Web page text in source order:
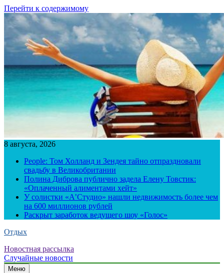
Перейти к содержимому
8 августа, 2026
People: Том Холланд и Зендея тайно отпраздновали
свадьбу в Великобритании
Полина Диброва публично задела Елену Товстик:
«Оплаченный алиментами хейт»
У солистки «А’Студио» нашли недвижимость более чем
на 600 миллионов рублей
Раскрыт заработок ведущего шоу «Голос»
Отдых
Новостная рассылка
Случайные новости
Меню